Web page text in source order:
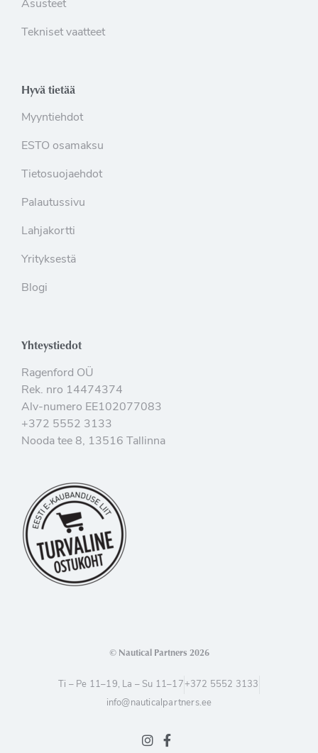
Asusteet
Tekniset vaatteet
Hyvä tietää
Myyntiehdot
ESTO osamaksu
Tietosuojaehdot
Palautussivu
Lahjakortti
Yrityksestä
Blogi
Yhteystiedot
Ragenford OÜ
Rek. nro 14474374
Alv-numero EE102077083
+372 5552 3133
Nooda tee 8, 13516 Tallinna
© Nautical Partners 2026
Ti – Pe 11–19, La – Su 11–17+372 5552 3133
info@nauticalpartners.ee